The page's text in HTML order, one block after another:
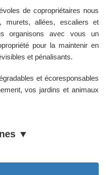
de copropriétaires nous
murets, allées, escaliers et
organisons avec vous un
pour la maintenir en
et pénalisants.
et écoresponsables
vos jardins et animaux
▼